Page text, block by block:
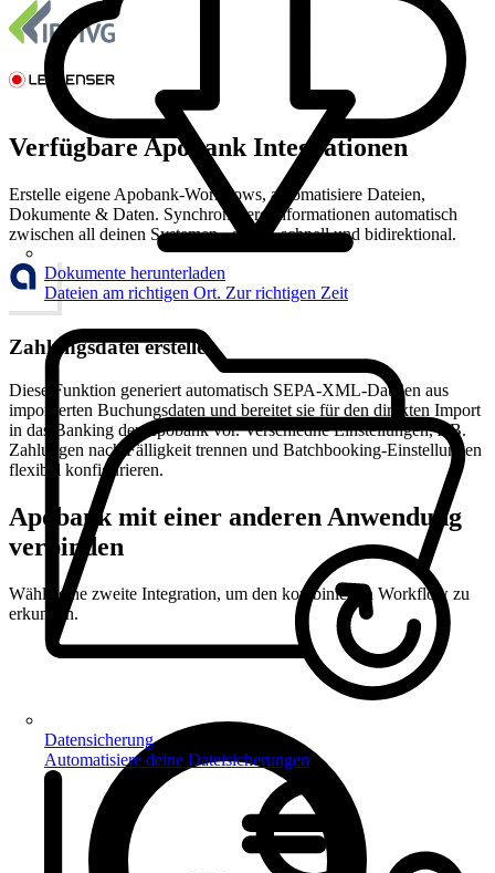
Dokumente herunterladen
Dateien am richtigen Ort. Zur richtigen Zeit
Datensicherung
Automatisiere deine Dateisicherungen
Verfügbare Apobank Integrationen
Erstelle eigene Apobank-Workflows, automatisiere Dateien,
Dokumente & Daten. Synchronisiere Informationen automatisch
zwischen all deinen Systemen - sicher, schnell und bidirektional.
Zahlungsdatei erstellen
Diese Funktion generiert automatisch SEPA-XML-Dateien aus
importierten Buchungsdaten und bereitet sie für den direkten Import
in das Banking der Apobank vor. Verschiedne Einstellungen, z.B.
Zahlungen nach Fälligkeit trennen und Batchbooking-Einstellungen
flexibel konfigurieren.
Apobank mit einer anderen Anwendung
verbinden
Wähle eine zweite Integration, um den kombinierten Workflow zu
erkunden.